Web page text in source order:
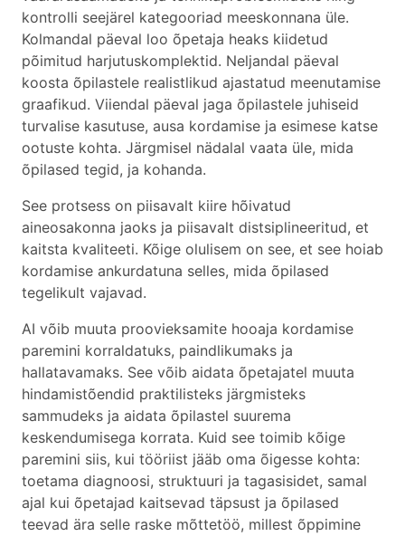
kontrolli seejärel kategooriad meeskonnana üle.
Kolmandal päeval loo õpetaja heaks kiidetud
põimitud harjutuskomplektid. Neljandal päeval
koosta õpilastele realistlikud ajastatud meenutamise
graafikud. Viiendal päeval jaga õpilastele juhiseid
turvalise kasutuse, ausa kordamise ja esimese katse
ootuste kohta. Järgmisel nädalal vaata üle, mida
õpilased tegid, ja kohanda.
See protsess on piisavalt kiire hõivatud
aineosakonna jaoks ja piisavalt distsiplineeritud, et
kaitsta kvaliteeti. Kõige olulisem on see, et see hoiab
kordamise ankurdatuna selles, mida õpilased
tegelikult vajavad.
AI võib muuta proovieksamite hooaja kordamise
paremini korraldatuks, paindlikumaks ja
hallatavamaks. See võib aidata õpetajatel muuta
hindamistõendid praktilisteks järgmisteks
sammudeks ja aidata õpilastel suurema
keskendumisega korrata. Kuid see toimib kõige
paremini siis, kui tööriist jääb oma õigesse kohta:
toetama diagnoosi, struktuuri ja tagasisidet, samal
ajal kui õpetajad kaitsevad täpsust ja õpilased
teevad ära selle raske mõttetöö, millest õppimine